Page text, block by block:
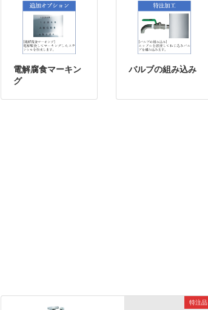
電解腐食マーキン
グ
バルブの組み込み
特注品